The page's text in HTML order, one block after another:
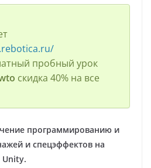
пробный урок
скидка 40% на все
программированию и
и спецэффектов на
Unity.